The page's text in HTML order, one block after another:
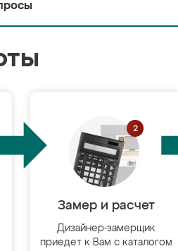
Замер и расчет
Дизайнер-замерщик
приедет к Вам с каталогом